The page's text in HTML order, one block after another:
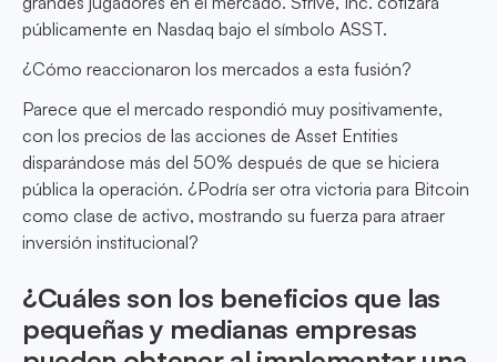
públicamente en Nasdaq bajo el símbolo ASST.
¿Cómo reaccionaron los mercados a esta fusión?
Parece que el mercado respondió muy positivamente,
con los precios de las acciones de Asset Entities
disparándose más del 50% después de que se hiciera
pública la operación. ¿Podría ser otra victoria para Bitcoin
como clase de activo, mostrando su fuerza para atraer
inversión institucional?
¿Cuáles son los beneficios que las
pequeñas y medianas empresas